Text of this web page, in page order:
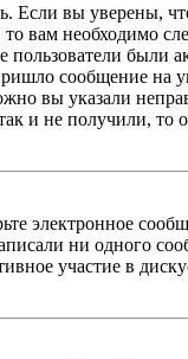
Если вы
вам необходимо
сообщение на
вы указали
и не получили, то
электронное
ни одного
участие в